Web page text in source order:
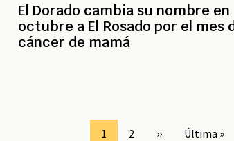
El Dorado cambia su nombre en
octubre a El Rosado por el mes
cáncer de mamá
Page
1 Page
2
Siguiente
››
Última
Última »